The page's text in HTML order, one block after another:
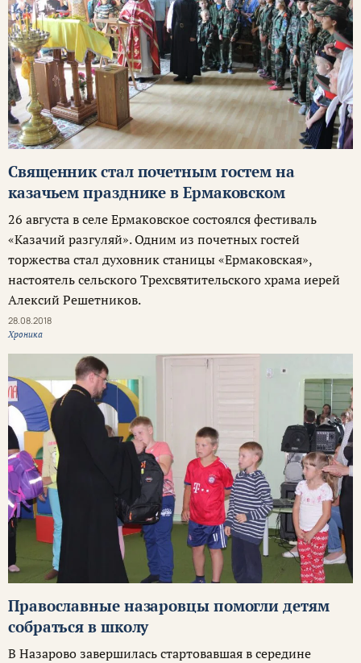
Священник стал почетным гостем на
казачьем празднике в Ермаковском
26 августа в селе Ермаковское состоялся фестиваль
«Казачий разгуляй». Одним из почетных гостей
торжества стал духовник станицы «Ермаковская»,
настоятель сельского Трехсвятительского храма иерей
Алексий Решетников.
28.08.2018
Хроника
Православные назаровцы помогли детям
собраться в школу
В Назарово завершилась стартовавшая в середине